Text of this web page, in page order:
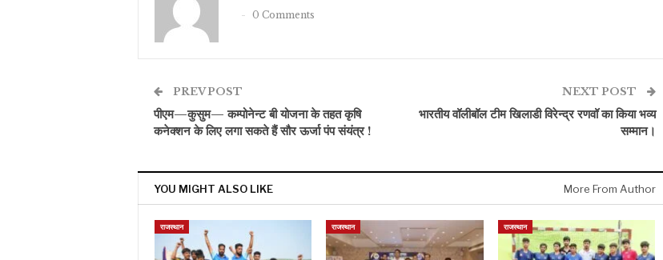
0 Comments
PREV POST
पीएम—कुसुम— कम्पोनेन्ट बी योजना के तहत कृषि
कनेक्शन के लिए लगा सकते हैं सौर ऊर्जा पंप संयंत्र !
NEXT POST
भारतीय वॉलीबॉल टीम खिलाडी विरेन्द्र रणवॉ का किया भव्य
सम्मान।
YOU MIGHT ALSO LIKE More From Author
राजस्थान राजस्थान राजस्थान